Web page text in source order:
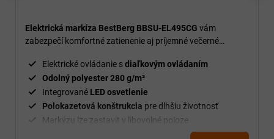
Elektrická markíza BestBerg BBSU-EL495CG vám
zabezpečí komfortné zatienenie aj príjemné večerné
Elektrické ovládanie sdiaľkovým ovládaním
Odolný polyester 280 g/m²
Integrované LED osvetlenie
Polokazetová konštrukcia pre dlhšiu životnosť
Markýzu lze zastavit v libovolné poloze